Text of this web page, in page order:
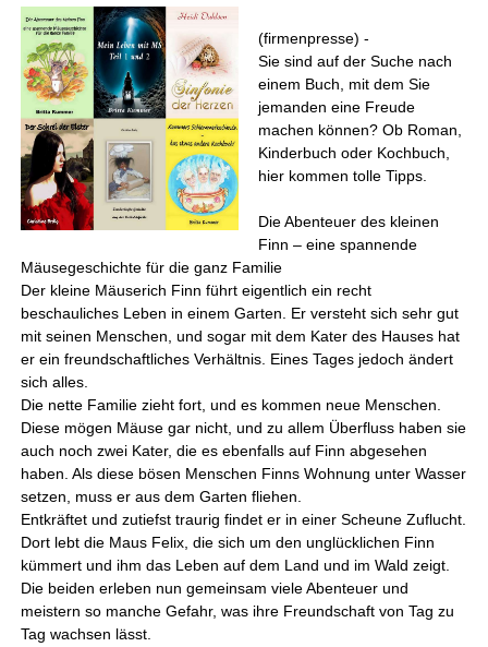
(firmenpresse) -
Sie sind auf der Suche nach
einem Buch, mit dem Sie
jemanden eine Freude
machen können? Ob Roman,
Kinderbuch oder Kochbuch,
hier kommen tolle Tipps.
Die Abenteuer des kleinen
Finn – eine spannende
Mäusegeschichte für die ganz Familie
Der kleine Mäuserich Finn führt eigentlich ein recht
beschauliches Leben in einem Garten. Er versteht sich sehr gut
mit seinen Menschen, und sogar mit dem Kater des Hauses hat
er ein freundschaftliches Verhältnis. Eines Tages jedoch ändert
sich alles.
Die nette Familie zieht fort, und es kommen neue Menschen.
Diese mögen Mäuse gar nicht, und zu allem Überfluss haben sie
auch noch zwei Kater, die es ebenfalls auf Finn abgesehen
haben. Als diese bösen Menschen Finns Wohnung unter Wasser
setzen, muss er aus dem Garten fliehen.
Entkräftet und zutiefst traurig findet er in einer Scheune Zuflucht.
Dort lebt die Maus Felix, die sich um den unglücklichen Finn
kümmert und ihm das Leben auf dem Land und im Wald zeigt.
Die beiden erleben nun gemeinsam viele Abenteuer und
meistern so manche Gefahr, was ihre Freundschaft von Tag zu
Tag wachsen lässt.